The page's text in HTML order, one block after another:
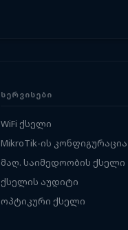
ᲡᲔᲠᲕᲘᲡᲔᲑᲘ
WiFi ქსელი
MikroTik-ის კონფიგურაცია
მაღ. საიმედოობის ქსელი
ქსელის აუდიტი
ოპტიკური ქსელი